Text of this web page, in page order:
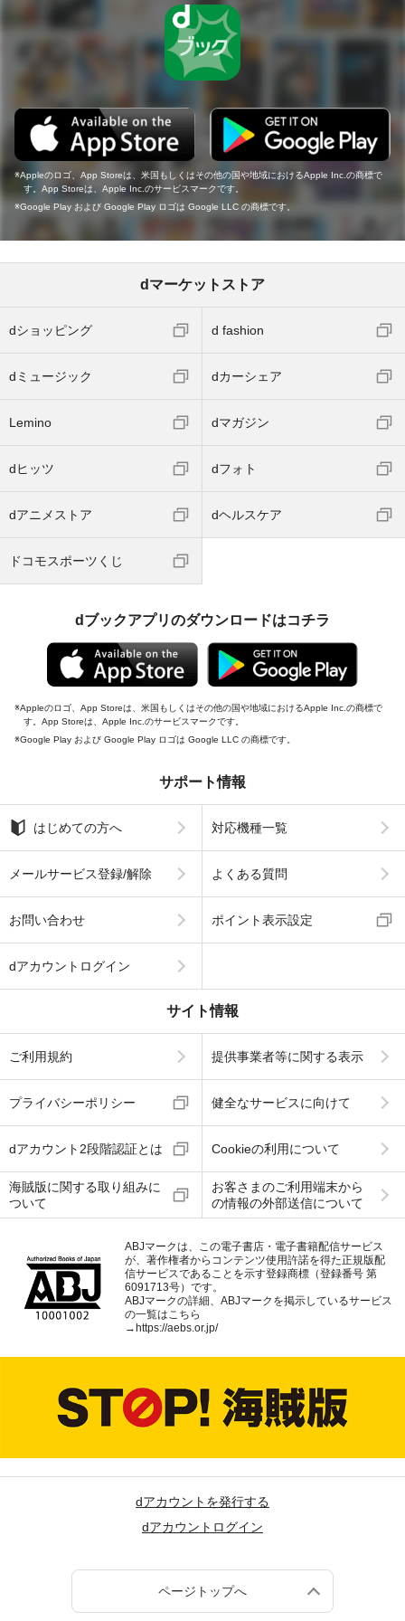
Appleのロゴ、App Storeは、米国もしくはその他の国や地域におけるApple Inc.の商標で
す。App Storeは、Apple Inc.のサービスマークです。
Google Play および Google Play ロゴは Google LLC の商標です。
dマーケットストア
dショッピング d fashion
dミュージック dカーシェア
Lemino dマガジン
dヒッツ dフォト
dアニメストア dヘルスケア
ドコモスポーツくじ
dブックアプリのダウンロードはコチラ
Appleのロゴ、App Storeは、米国もしくはその他の国や地域におけるApple Inc.の商標で
す。App Storeは、Apple Inc.のサービスマークです。
Google Play および Google Play ロゴは Google LLC の商標です。
サポート情報
はじめての方へ 対応機種一覧
メールサービス登録/解除 よくある質問
お問い合わせ ポイント表示設定
dアカウントログイン
サイト情報
ご利用規約 提供事業者等に関する表示
プライバシーポリシー 健全なサービスに向けて
dアカウント2段階認証とは Cookieの利用について
海賊版に関する取り組みに
ついて
お客さまのご利用端末から
の情報の外部送信について
ABJマークは、この電子書店・電子書籍配信サービス
が、著作権者からコンテンツ使用許諾を得た正規版配
信サービスであることを示す登録商標（登録番号 第
6091713号）です。
ABJマークの詳細、ABJマークを掲示しているサービス
の一覧はこちら
→ https://aebs.or.jp/
dアカウントを発行する
dアカウントログイン
ページトップへ